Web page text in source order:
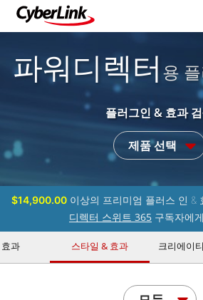
파워디렉터 용
플러그인 & 효과
제품 선택
$14,900.00 이상의 프리미엄 플러스 인 &
디렉터 스위트 365 구독자에
과 스타일 & 효과 크리에이